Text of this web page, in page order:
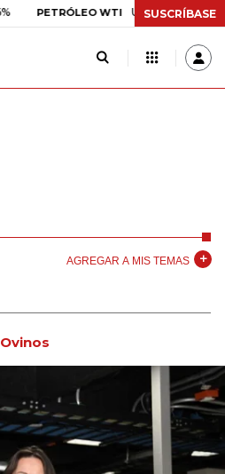
PETRÓLEO WTI US$ 78,01 US$ 2,92
SUSCRÍBASE
AGREGAR A MIS TEMAS
Ovinos